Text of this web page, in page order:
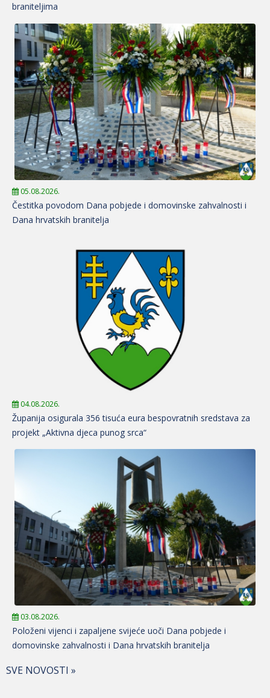
braniteljima
05.08.2026.
Čestitka povodom Dana pobjede i domovinske zahvalnosti i
Dana hrvatskih branitelja
04.08.2026.
Županija osigurala 356 tisuća eura bespovratnih sredstava za
projekt „Aktivna djeca punog srca“
03.08.2026.
Položeni vijenci i zapaljene svijeće uoči Dana pobjede i
domovinske zahvalnosti i Dana hrvatskih branitelja
SVE NOVOSTI »